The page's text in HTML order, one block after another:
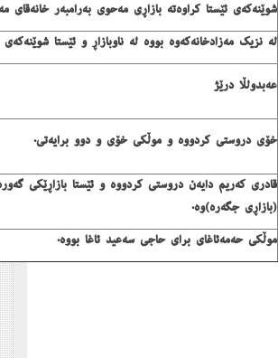
شوێنەکەی ئێستا کراوەتە بازاڕی مەحوی بەرامبەر خانەقای
لە نزیک مەزادخانەکەوە بووە لە ناوبازاڕ و ئێستا
عەبدولڵا درێژ
خۆی دروستی کردووە و موڵکی خۆی و دوو برایەتی.
قادری کەریم دایەن دروستی کردووە و ئێستا بازاڕێکی
(بازاڕی جگەرە)وە.
موڵکی حەمەئاغای برای حاجی سەعید ئاغا بووە.